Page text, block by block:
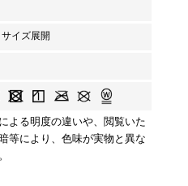
イズ展開
よる明度の違いや、閲覧いた
等により、色味が実物と異な